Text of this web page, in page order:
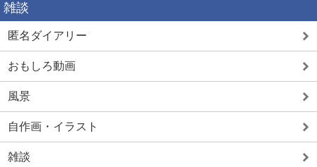
雑談
匿名ダイアリー
おもしろ動画
風景
自作画・イラスト
雑談